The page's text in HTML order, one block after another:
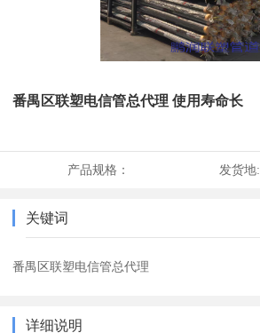
番禺区联塑电信管总代理 使用寿命长
产品规格： 发货地:
关键词
番禺区联塑电信管总代理
详细说明